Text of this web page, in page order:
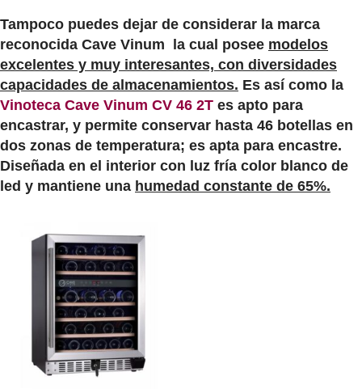
Tampoco puedes dejar de considerar la marca
reconocida Cave Vinum la cual posee modelos
excelentes y muy interesantes, con diversidades
capacidades de almacenamientos. Es así como la
Vinoteca Cave Vinum CV 46 2T es apto para
encastrar, y permite conservar hasta 46 botellas en
dos zonas de temperatura; es apta para encastre.
Diseñada en el interior con luz fría color blanco de
led y mantiene una humedad constante de 65%.